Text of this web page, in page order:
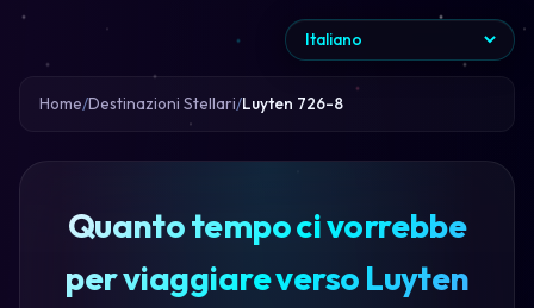
Home Destinazioni Stellari Luyten 726-8
Quanto tempo ci vorrebbe
per viaggiare verso Luyten